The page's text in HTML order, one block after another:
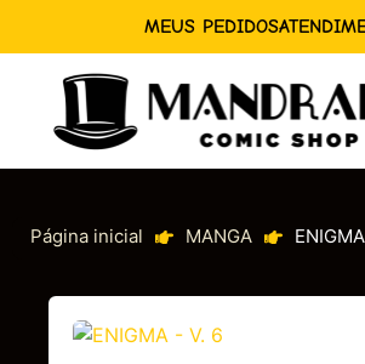
MEUS PEDIDOS
Página inicial MANGA